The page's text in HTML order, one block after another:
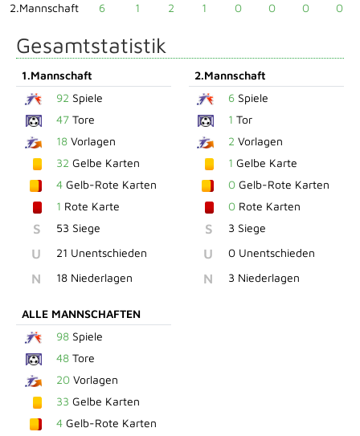
2.Mannschaft 6 1 2 1 0 0 0 0
Gesamtstatistik
1.Mannschaft
92 Spiele
47 Tore
18 Vorlagen
32 Gelbe Karten
4 Gelb-Rote Karten
1 Rote Karte
S 53 Siege
U 21 Unentschieden
N 18 Niederlagen
2.Mannschaft
6Spiele
1 Tor
2 Vorlagen
1 Gelbe Karte
0Gelb-Rote Karten
0Rote Karten
S 3 Siege
U 0 Unentschieden
N 3 Niederlagen
ALLE MANNSCHAFTEN
98 Spiele
48 Tore
20 Vorlagen
33 Gelbe Karten
4 Gelb-Rote Karten